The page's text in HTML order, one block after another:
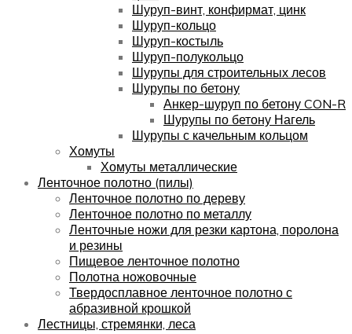
Шуруп-винт, конфирмат, цинк
Шуруп-кольцо
Шуруп-костыль
Шуруп-полукольцо
Шурупы для строительных лесов
Шурупы по бетону
Анкер-шуруп по бетону CON-R
Шурупы по бетону Нагель
Шурупы с качельным кольцом
Хомуты
Хомуты металлические
Ленточное полотно (пилы)
Ленточное полотно по дереву
Ленточное полотно по металлу
Ленточные ножи для резки картона, поролона
и резины
Пищевое ленточное полотно
Полотна ножовочные
Твердосплавное ленточное полотно с
абразивной крошкой
Лестницы, стремянки, леса